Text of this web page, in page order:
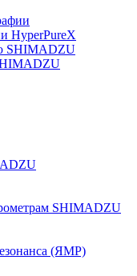
HyperPureX
SHIMADZU
SHIMADZU
(ЯМР)